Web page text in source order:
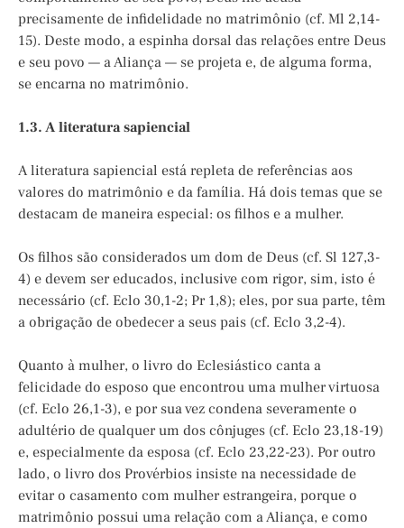
precisamente de infidelidade no matrimônio (cf. Ml 2,14-
15). Deste modo, a espinha dorsal das relações entre Deus
e seu povo — a Aliança — se projeta e, de alguma forma,
se encarna no matrimônio.
1.3. A literatura sapiencial
A literatura sapiencial está repleta de referências aos
valores do matrimônio e da família. Há dois temas que se
destacam de maneira especial: os filhos e a mulher.
Os filhos são considerados um dom de Deus (cf. Sl 127,3-
4) e devem ser educados, inclusive com rigor, sim, isto é
necessário (cf. Eclo 30,1-2; Pr 1,8); eles, por sua parte, têm
a obrigação de obedecer a seus pais (cf. Eclo 3,2-4).
Quanto à mulher, o livro do Eclesiástico canta a
felicidade do esposo que encontrou uma mulher virtuosa
(cf. Eclo 26,1-3), e por sua vez condena severamente o
adultério de qualquer um dos cônjuges (cf. Eclo 23,18-19)
e, especialmente da esposa (cf. Eclo 23,22-23). Por outro
lado, o livro dos Provérbios insiste na necessidade de
evitar o casamento com mulher estrangeira, porque o
matrimônio possui uma relação com a Aliança, e como